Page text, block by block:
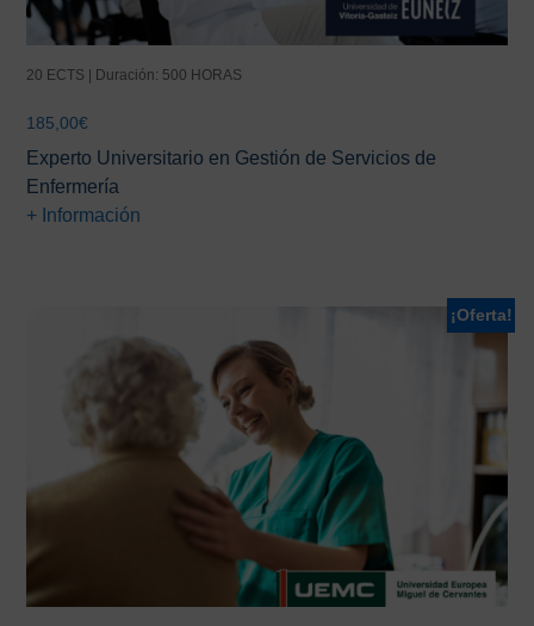
20 ECTS | Duración: 500 HORAS
185,00€
Experto Universitario en Gestión de Servicios de
Enfermería
+ Información
¡Oferta!